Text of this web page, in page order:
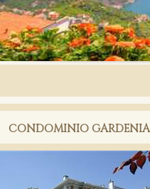
CONDOMINIO GARDENIA